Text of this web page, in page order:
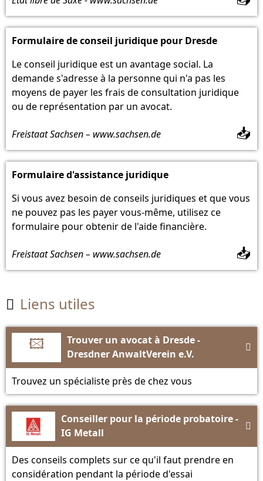
Formulaire de conseil juridique pour Dresde
Le conseil juridique est un avantage social. La
demande s'adresse à la personne qui n'a pas les
moyens de payer les frais de consultation juridique
ou de représentation par un avocat.
Freistaat Sachsen – www.sachsen.de 📥
Formulaire d'assistance juridique
Si vous avez besoin de conseils juridiques et que vous
ne pouvez pas les payer vous-même, utilisez ce
formulaire pour obtenir de l'aide financière.
Freistaat Sachsen – www.sachsen.de 📥
 Liens utiles
🖾
Trouver un avocat à Dresde -
Dresdner AnwaltVerein e.V.

Trouvez un spécialiste près de chez vous
Conseiller pour la période probatoire -
IG Metall

Des conseils complets sur ce qu'il faut prendre en
considération pendant la période d'essai